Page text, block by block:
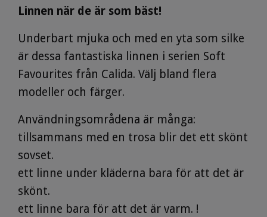
Linnen när de är som bäst!
Underbart mjuka och med en yta som silke
är dessa fantastiska linnen i serien Soft
Favourites från Calida. Välj bland flera
modeller och färger.
Användningsområdena är många:
tillsammans med en trosa blir det ett skönt
sovset.
ett linne under kläderna bara för att det är
skönt.
ett linne bara för att det är varm. !